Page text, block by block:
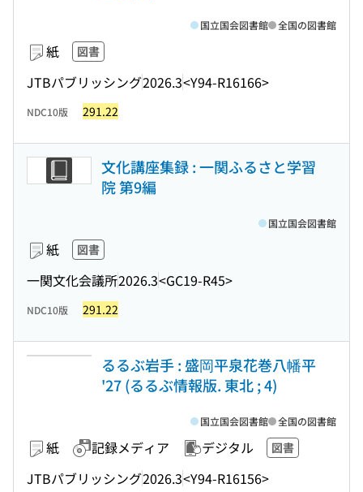
紙 図書
JTBパブリッシング2026.3<Y94-R16166>
国立国会図書館 全国の図書館
NDC10版 291.22
文化講座集録 : 一関ふるさと学習
院 第9編
紙 図書
一関文化会議所2026.3<GC19-R45>
国立国会図書館
NDC10版 291.22
るるぶ岩手 : 盛岡平泉花巻八幡平
'27 (るるぶ情報版. 東北 ; 4)
紙 記録メディア デジタル 図書
JTBパブリッシング2026.3<Y94-R16156>
国立国会図書館 全国の図書館